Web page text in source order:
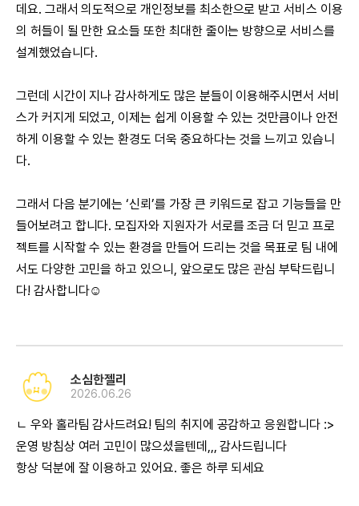
데요. 그래서 의도적으로 개인정보를 최소한으로 받고 서비스 이용
의 허들이 될 만한 요소들 또한 최대한 줄이는 방향으로 서비스를
설계했었습니다.
그런데 시간이 지나 감사하게도 많은 분들이 이용해주시면서 서비
스가 커지게 되었고, 이제는 쉽게 이용할 수 있는 것만큼이나 안전
하게 이용할 수 있는 환경도 더욱 중요하다는 것을 느끼고 있습니
다.
그래서 다음 분기에는 ‘신뢰’를 가장 큰 키워드로 잡고 기능들을 만
들어보려고 합니다. 모집자와 지원자가 서로를 조금 더 믿고 프로
젝트를 시작할 수 있는 환경을 만들어 드리는 것을 목표로 팀 내에
서도 다양한 고민을 하고 있으니, 앞으로도 많은 관심 부탁드립니
다! 감사합니다☺️
소심한젤리
2026.06.26
ㄴ 우와 홀라팀 감사드려요! 팀의 취지에 공감하고 응원합니다 :>
운영 방침상 여러 고민이 많으셨을텐데,,, 감사드립니다
항상 덕분에 잘 이용하고 있어요. 좋은 하루 되세요